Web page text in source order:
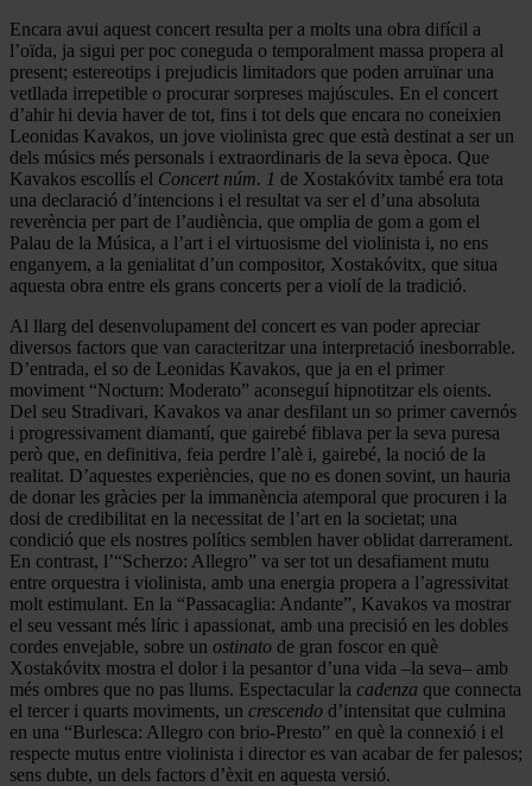
Encara avui aquest concert resulta per a molts una obra difícil a
l’oïda, ja sigui per poc coneguda o temporalment massa propera al
present; estereotips i prejudicis limitadors que poden arruïnar una
vetllada irrepetible o procurar sorpreses majúscules. En el concert
d’ahir hi devia haver de tot, fins i tot dels que encara no coneixien
Leonidas Kavakos, un jove violinista grec que està destinat a ser un
dels músics més personals i extraordinaris de la seva època. Que
Kavakos escollís el Concert núm. 1 de Xostakóvitx també era tota
una declaració d’intencions i el resultat va ser el d’una absoluta
reverència per part de l’audiència, que omplia de gom a gom el
Palau de la Música, a l’art i el virtuosisme del violinista i, no ens
enganyem, a la genialitat d’un compositor, Xostakóvitx, que situa
aquesta obra entre els grans concerts per a violí de la tradició.
Al llarg del desenvolupament del concert es van poder apreciar
diversos factors que van caracteritzar una interpretació inesborrable.
D’entrada, el so de Leonidas Kavakos, que ja en el primer
moviment “Nocturn: Moderato” aconseguí hipnotitzar els oients.
Del seu Stradivari, Kavakos va anar desfilant un so primer cavernós
i progressivament diamantí, que gairebé fiblava per la seva puresa
però que, en definitiva, feia perdre l’alè i, gairebé, la noció de la
realitat. D’aquestes experiències, que no es donen sovint, un hauria
de donar les gràcies per la immanència atemporal que procuren i la
dosi de credibilitat en la necessitat de l’art en la societat; una
condició que els nostres polítics semblen haver oblidat darrerament.
En contrast, l’“Scherzo: Allegro” va ser tot un desafiament mutu
entre orquestra i violinista, amb una energia propera a l’agressivitat
molt estimulant. En la “Passacaglia: Andante”, Kavakos va mostrar
el seu vessant més líric i apassionat, amb una precisió en les dobles
cordes envejable, sobre un ostinato de gran foscor en què
Xostakóvitx mostra el dolor i la pesantor d’una vida –la seva– amb
més ombres que no pas llums. Espectacular la cadenza que connecta
el tercer i quarts moviments, un crescendo d’intensitat que culmina
en una “Burlesca: Allegro con brio-Presto” en què la connexió i el
respecte mutus entre violinista i director es van acabar de fer palesos;
sens dubte, un dels factors d’èxit en aquesta versió.